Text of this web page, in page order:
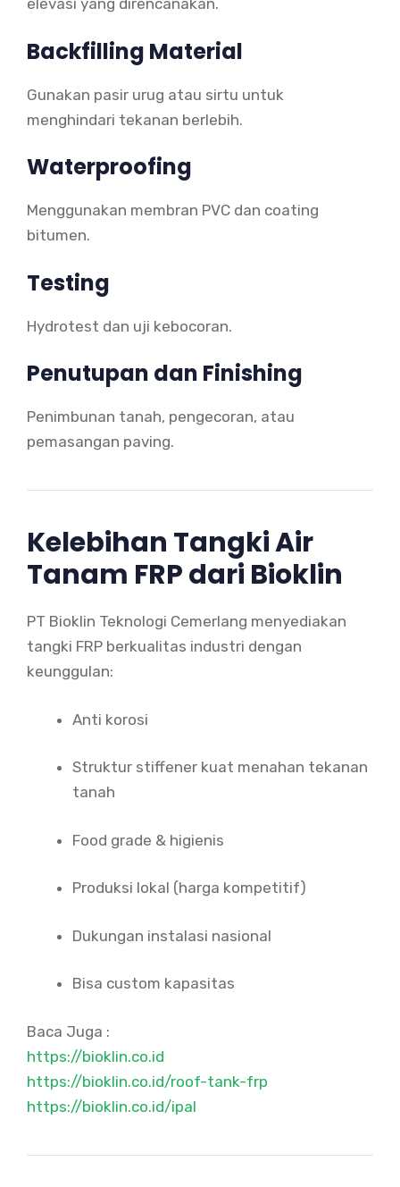
elevasi yang direncanakan.
Backfilling Material
Gunakan pasir urug atau sirtu untuk
menghindari tekanan berlebih.
Waterproofing
Menggunakan membran PVC dan coating
bitumen.
Testing
Hydrotest dan uji kebocoran.
Penutupan dan Finishing
Penimbunan tanah, pengecoran, atau
pemasangan paving.
Kelebihan Tangki Air
Tanam FRP dari Bioklin
PT Bioklin Teknologi Cemerlang menyediakan
tangki FRP berkualitas industri dengan
keunggulan:
Anti korosi
Struktur stiffener kuat menahan tekanan
tanah
Food grade & higienis
Produksi lokal (harga kompetitif)
Dukungan instalasi nasional
Bisa custom kapasitas
Baca Juga :
https://bioklin.co.id
https://bioklin.co.id/roof-tank-frp
https://bioklin.co.id/ipal